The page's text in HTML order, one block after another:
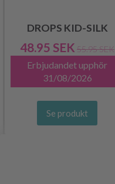
DROPS KID-SILK
48.95 SEK 55.95 SEK
Erbjudandet upphör
31/08/2026
Se produkt